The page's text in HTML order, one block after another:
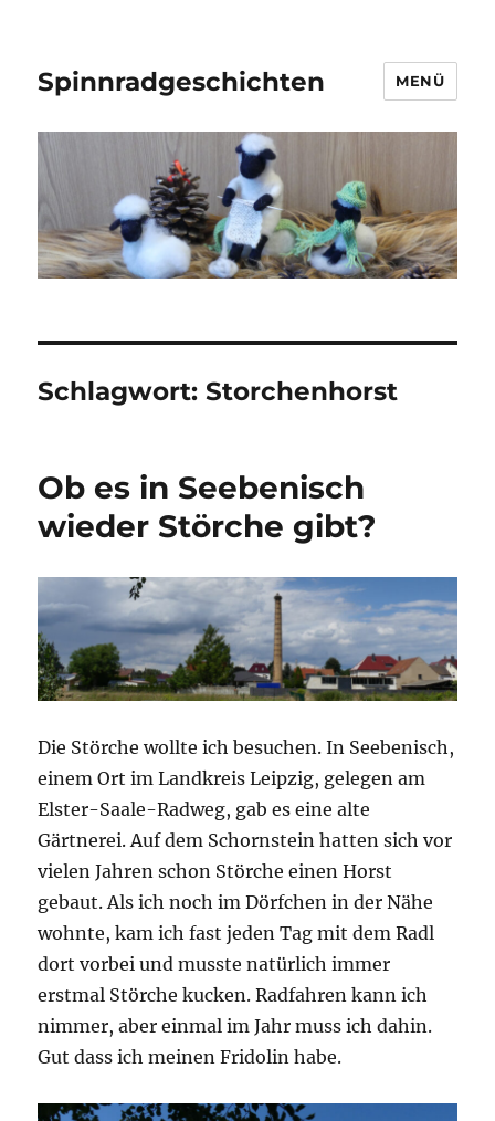
Spinnradgeschichten MENÜ
Schlagwort:Storchenhorst
Ob es in Seebenisch
wieder Störche gibt?
Die Störche wollte ich besuchen. In Seebenisch,
einem Ort im Landkreis Leipzig, gelegen am
Elster-Saale-Radweg, gab es eine alte
Gärtnerei. Auf dem Schornstein hatten sich vor
vielen Jahren schon Störche einen Horst
gebaut. Als ich noch im Dörfchen in der Nähe
wohnte, kam ich fast jeden Tag mit dem Radl
dort vorbei und musste natürlich immer
erstmal Störche kucken. Radfahren kann ich
nimmer, aber einmal im Jahr muss ich dahin.
Gut dass ich meinen Fridolin habe.